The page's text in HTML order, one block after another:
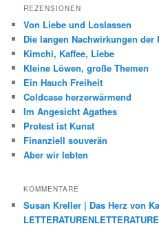
REZENSIONEN
Von Liebe und Loslassen
Die langen Nachwirkungen der
Kimchi, Kaffee, Liebe
Kleine Löwen, große Themen
Ein Hauch Freiheit
Coldcase herzerwärmend
Im Angesicht Agathes
Protest ist Kunst
Finanziell souverän
Aber wir lebten
KOMMENTARE
Susan Kreller | Das Herz von